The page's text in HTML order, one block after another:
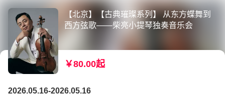
【北京】【古典璀璨系列】 从东方蝶舞到
西方弦歌——柴亮小提琴独奏音乐会
￥80.00起
2026.05.16-2026.05.16